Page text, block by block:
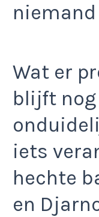
Wat er
blijft nog
iets
hechte
en